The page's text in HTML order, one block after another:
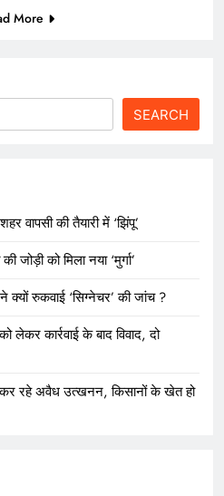
More
SEARCH
वापसी की तैयारी में ‘झिंपू’
को मिला नया ‘मुर्गा’
रुकवाई ‘सिग्नेचर’ की जांच ?
कार्रवाई के बाद विवाद, दो
रहे अवैध उत्खनन, किसानों के खेत हो